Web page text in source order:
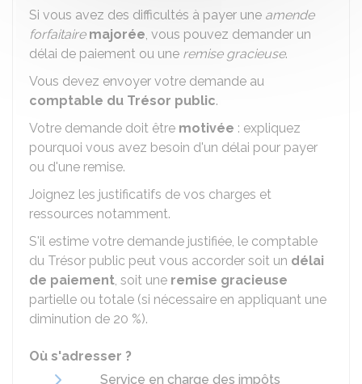
Si vous avez des difficultés à payer une amende
forfaitaire majorée, vous pouvez demander un
délai de paiement ou une remise gracieuse.
Vous devez envoyer votre demande au
comptable du Trésor public.
Votre demande doit être motivée : expliquez
pourquoi vous avez besoin d'un délai pour payer
ou d'une remise.
Joignez les justificatifs de vos charges et
ressources notamment.
S'il estime votre demande justifiée, le comptable
du Trésor public peut vous accorder soit un délai
de paiement, soit une remise gracieuse
partielle ou totale (si nécessaire en appliquant une
diminution de 20 %).
Où s'adresser ?
Service en charge des impôts